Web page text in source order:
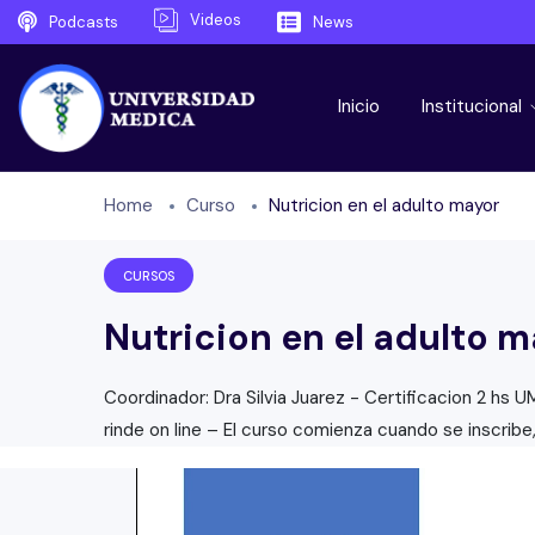
Podcasts Videos News
Inicio Institucional
Home Curso Nutricion en el adulto mayor
CURSOS
Nutricion en el adulto
Coordinador: Dra Silvia Juarez - Certificacion 2 hs
rinde on line – El curso comienza cuando se